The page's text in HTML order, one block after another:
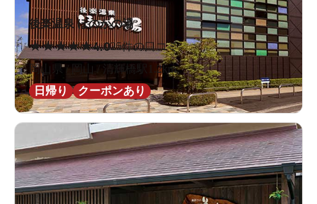
後楽温泉 ほのかの湯
★★★★★4.025件の口コミ
岡山県 / 岡山 / 清輝橋駅1.2km
日帰り
クーポンあり